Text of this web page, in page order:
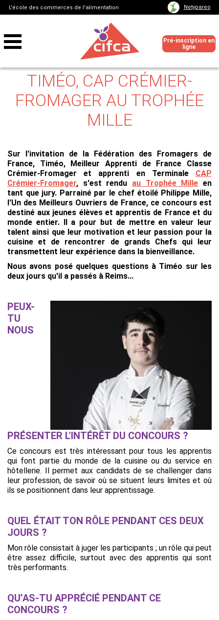
L'école des commerces de l'alimentation Netypareo
Pré-inscription en
ligne
TIMÉO, CAP CRÉMIER-
FROMAGER AU TROPHÉE
MILLE
Sur l'invitation de la Fédération des Fromagers de
France, Timéo, Meilleur Apprenti de France Classe
Crémier-Fromager et apprenti en Terminale CAP
Crémier-Fromager, s'est rendu au Trophée Mille en
tant que jury. Parrainé par le chef étoilé Philippe Mille,
l'Un des Meilleurs Ouvriers de France, ce concours est
destiné aux jeunes élèves et apprentis de France et du
monde entier. Il a pour but de mettre en valeur leur
talent ainsi que leur motivation et leur passion pour la
cuisine et de rencontrer de grands Chefs qui leur
transmettent leur expérience dans la bienveillance.
Nous avons posé quelques questions à Timéo sur les
deux jours qu'il a passés à Reims...
PEUX-
TU
NOUS
PRÉSENTER L'INTÉRÊT DU CONCOURS ?
Ce concours est très intéressant pour tous les apprentis
qui font partie du monde de la cuisine ou du service en
hôtellerie. Il permet aux candidats de se challenger dans
leur profession, de savoir où se situent leurs limites et où
ils se positionnent dans leur apprentissage.
QUEL ÉTAIT TON RÔLE PENDANT CES DEUX
JOURS ?
Mon rôle consistait à juger les participants ; un rôle qui peut
être assez difficile, surtout avec des apprentis qui sont
très performants.
QU’AS-TU APPRÉCIÉ PENDANT CE
CONCOURS ?